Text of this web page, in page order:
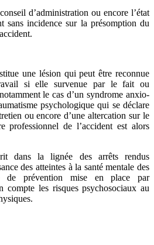
d’administration ou encore l’état
sans incidence sur la présomption du
une lésion qui peut être reconnue
si elle survenue par le fait ou
le cas d’un syndrome anxio-
psychologique qui se déclare
ou encore d’une altercation sur le
professionnel de l’accident est alors
dans la lignée des arrêts rendus
des atteintes à la santé mentale des
de prévention mise en place par
compte les risques psychosociaux au